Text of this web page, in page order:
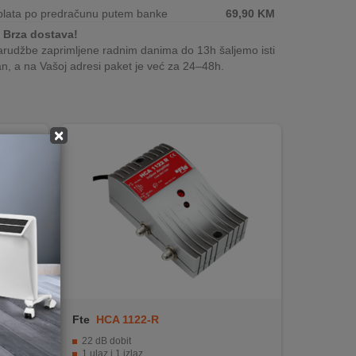
×
po predračunu putem banke
69,90 KM
Brza dostava!
zaprimljene radnim danima do 13h šaljemo isti
a na Vašoj adresi paket je već za 24–48h.
Fte HCA 1122-R
22 dB dobit
1 ulaz i 1 izlaz